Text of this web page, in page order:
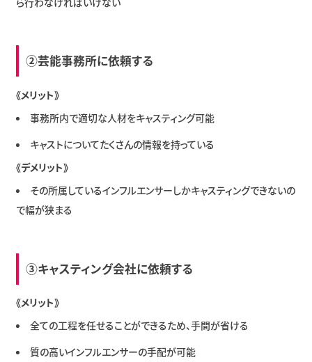
②芸能事務所に依頼する
《メリット》
事務所内で適切な人材をキャスティング可能
キャストについてたくさんの情報を持っている
《デメリット》
その所属しているインフルエンサーしかキャスティングできないの
で幅が狭まる
③キャスティング会社に依頼する
《メリット》
全ての工程を任せることができるため、手間が省ける
質の高いインフルエンサーの手配が可能